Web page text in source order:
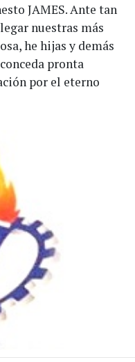
JAMES. Ante tan
nuestras más
he hijas y demás
pronta
por el eterno